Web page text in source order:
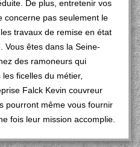
De plus, entretenir vos
concerne pas seulement le
travaux de remise en état
Vous êtes dans la Seine-
des ramoneurs qui
ficelles du métier,
Falck Kevin couvreur
pourront même vous fournir
fois leur mission accomplie.